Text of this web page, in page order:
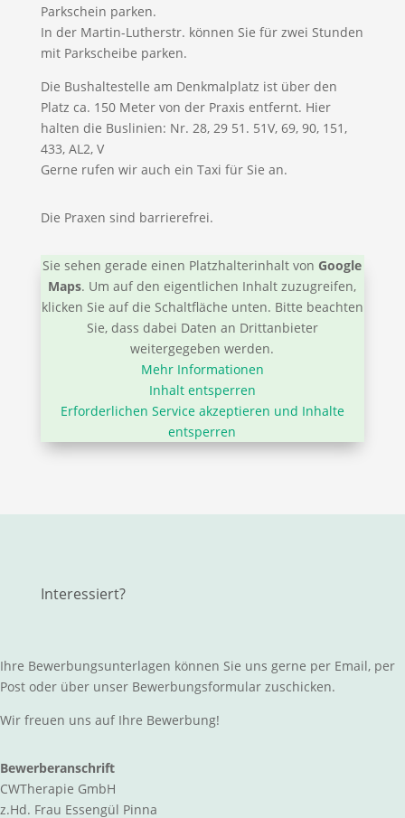
Parkschein parken.
In der Martin-Lutherstr. können Sie für zwei Stunden
mit Parkscheibe parken.
Die Bushaltestelle am Denkmalplatz ist über den
Platz ca. 150 Meter von der Praxis entfernt. Hier
halten die Buslinien: Nr. 28, 29 51. 51V, 69, 90, 151,
433, AL2, V
Gerne rufen wir auch ein Taxi für Sie an.
Die Praxen sind barrierefrei.
Sie sehen gerade einen Platzhalterinhalt von Google
Maps. Um auf den eigentlichen Inhalt zuzugreifen,
klicken Sie auf die Schaltfläche unten. Bitte beachten
Sie, dass dabei Daten an Drittanbieter
weitergegeben werden.
Mehr Informationen
Inhalt entsperren
Erforderlichen Service akzeptieren und Inhalte
entsperren
Interessiert?
Ihre Bewerbungsunterlagen können Sie uns gerne per Email, per
Post oder über unser Bewerbungsformular zuschicken.
Wir freuen uns auf Ihre Bewerbung!
Bewerberanschrift
CWTherapie GmbH
z.Hd. Frau Essengül Pinna